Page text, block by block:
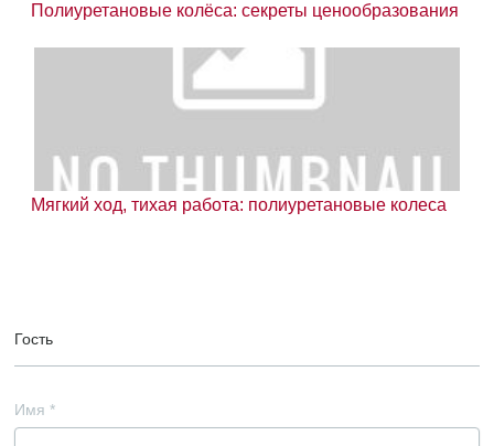
Полиуретановые колёса: секреты ценообразования
Мягкий ход, тихая работа: полиуретановые колеса
Гость
Имя *